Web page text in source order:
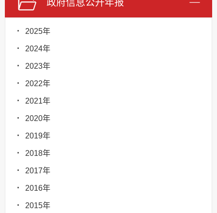
政府信息公开年报
2025年
2024年
2023年
2022年
2021年
2020年
2019年
2018年
2017年
2016年
2015年